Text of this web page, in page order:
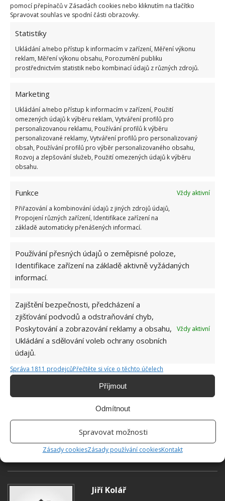
pomocí přepínačů v Zásadách cookies nebo kliknutím na tlačítko
Spravovat souhlas ve spodní části obrazovky.
Statistiky
Ukládání a/nebo přístup k informacím v zařízení, Měření výkonu
reklam, Měření výkonu obsahu, Porozumění publiku
prostřednictvím statistik nebo kombinací údajů z různých zdrojů.
Marketing
Ukládání a/nebo přístup k informacím v zařízení, Použití
omezených údajů k výběru reklam, Vytváření profilů pro
personalizovanou reklamu, Používání profilů k výběru
personalizované reklamy, Vytváření profilů pro personalizovaný
obsah, Používání profilů pro výběr personalizovaného obsahu,
Rozvoj a zlepšování služeb, Použití omezených údajů k výběru
obsahu.
Funkce
Vždy aktivní
Přiřazování a kombinování údajů z jiných zdrojů údajů,
Propojení různých zařízení, Identifikace zařízení na
základě automaticky přenášených informací.
Používání přesných údajů o zeměpisné poloze,
Identifikace zařízení na základě aktivně vyžádaných
informací.
Zajištění bezpečnosti, předcházení a
zjišťování podvodů a odstraňování chyb,
Poskytování a zobrazování reklamy a obsahu,
Ukládání a sdělování voleb ochrany osobních
údajů.
Vždy aktivní
Správa 1811 prodejcůPřečtěte si více o těchto účelech
Příjmout
Odmítnout
Spravovat možnosti
Zásady cookiesZásady používání cookiesKontakt
Fotografie: Pixabay
Sklizené rostliny ještě řádně dosušte zavěšené ve
snopcích, nebo je sušte v tenké vrstvě na tácu nebo
plachtě. Po usušení kmínová semínka vytřepete
nebo vymlaťte a poté přeberte od nečistot.Kmín
skladujte v nádobách na suchém tmavém místě
znovu vyset, nechte některá semena zcela dozrát a
uschovejte si je pro následující sezónu.
Zdroj:West Coast Seeds
KMÍN PĚSTOVÁNÍ KMÍNU SÁZENÍ KMÍNU
Jiří Kolář